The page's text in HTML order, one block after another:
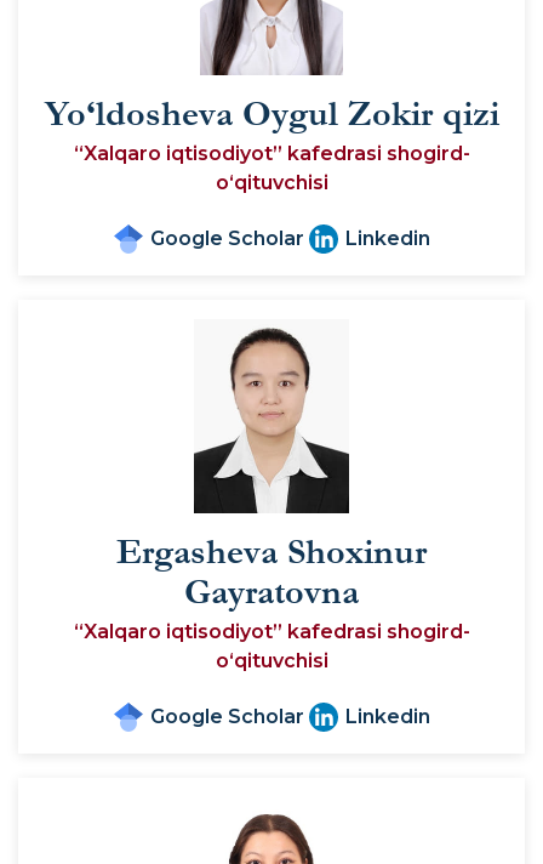
Yo‘ldosheva Oygul Zokir qizi
“Xalqaro iqtisodiyot” kafedrasi shogird-
o‘qituvchisi
Google Scholar Linkedin
Ergasheva Shoxinur
Gayratovna
“Xalqaro iqtisodiyot” kafedrasi shogird-
o‘qituvchisi
Google Scholar Linkedin